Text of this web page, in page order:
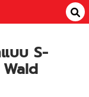
บบ S-